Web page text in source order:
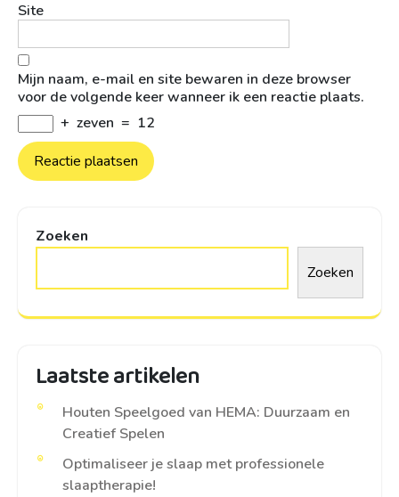
Site
Mijn naam, e-mail en site bewaren in deze browser
voor de volgende keer wanneer ik een reactie plaats.
+ zeven = 12
Zoeken
Zoeken
Laatste artikelen
Houten Speelgoed van HEMA: Duurzaam en
Creatief Spelen
Optimaliseer je slaap met professionele
slaaptherapie!